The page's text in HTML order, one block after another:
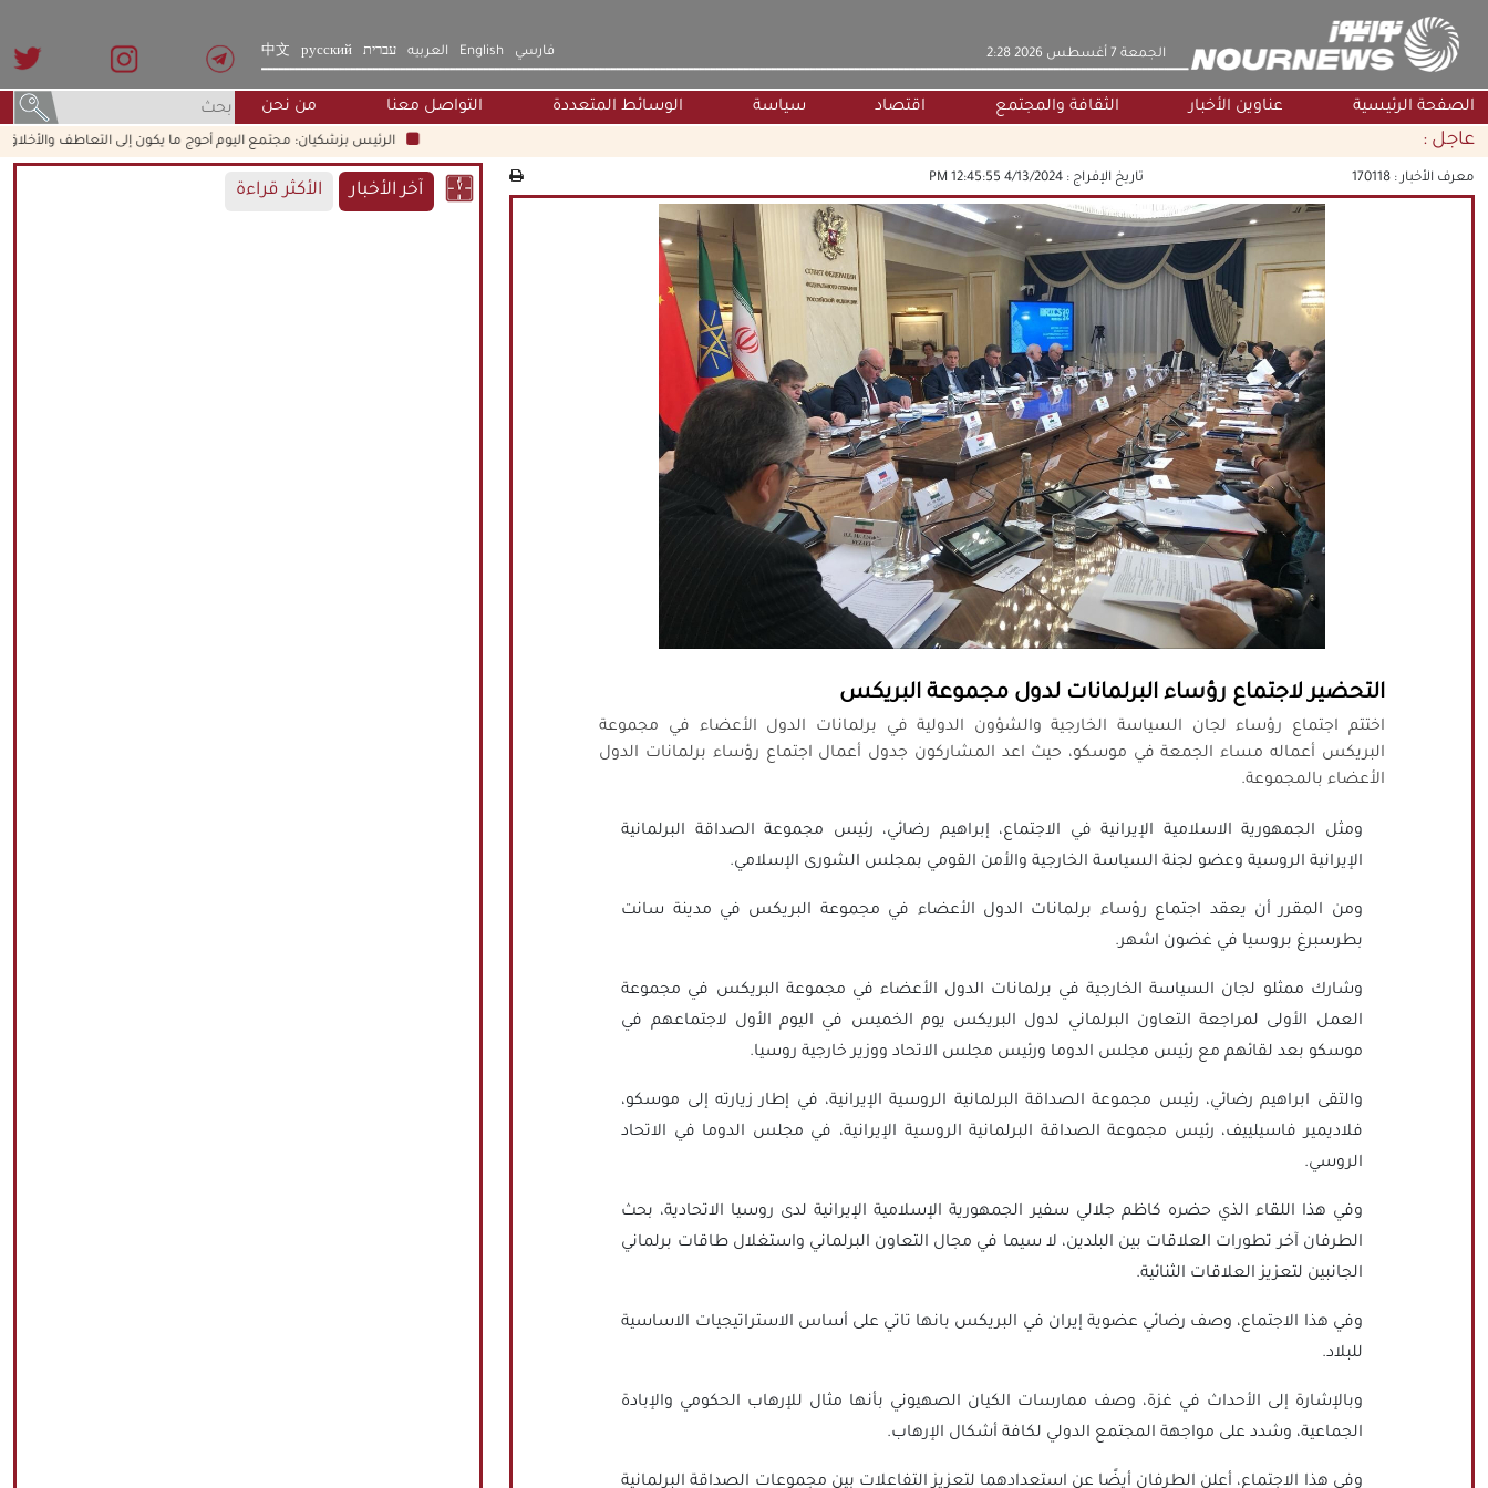
‫‫الجمعة‬‬ 7 أغسطس 2026 2:28 فارسي English العربيه עברית русский
中文
الصفحة الرئيسية عناوين الأخبار الثقافة والمجتمع اقتصاد سياسة الوسائط المتعددة التواصل معنا من نحن
عاجل : الرئيس بزشكيان: مجتمع اليوم أحوج ما يكون إلى التعاطف والأخلاق
معرف الأخبار : 170118 تاريخ الإفراج : 4/13/2024 12:45:55 PM
التحضير لاجتماع رؤساء البرلمانات لدول مجموعة البريكس
اختتم اجتماع رؤساء لجان السياسة الخارجية والشؤون الدولية في برلمانات الدول الأعضاء في مجموعة
البريكس أعماله مساء الجمعة في موسكو، حيث اعد المشاركون جدول أعمال اجتماع رؤساء برلمانات الدول
الأعضاء بالمجموعة.
ومثل الجمهورية الاسلامية الإيرانية في الاجتماع، إبراهيم رضائي، رئيس مجموعة الصداقة البرلمانية
الإيرانية الروسية وعضو لجنة السياسة الخارجية والأمن القومي بمجلس الشورى الإسلامي.
ومن المقرر أن يعقد اجتماع رؤساء برلمانات الدول الأعضاء في مجموعة البريكس في مدينة سانت
بطرسبرغ بروسيا في غضون اشهر.
وشارك ممثلو لجان السياسة الخارجية في برلمانات الدول الأعضاء في مجموعة البريكس في مجموعة
العمل الأولى لمراجعة التعاون البرلماني لدول البريكس يوم الخميس في اليوم الأول لاجتماعهم في
موسكو بعد لقائهم مع رئيس مجلس الدوما ورئيس مجلس الاتحاد ووزير خارجية روسيا.
والتقى ابراهيم رضائي، رئيس مجموعة الصداقة البرلمانية الروسية الإيرانية، في إطار زيارته إلى موسكو،
فلاديمير فاسيلييف، رئيس مجموعة الصداقة البرلمانية الروسية الإيرانية، في مجلس الدوما في الاتحاد
الروسي.
وفي هذا اللقاء الذي حضره كاظم جلالي سفير الجمهورية الإسلامية الإيرانية لدى روسيا الاتحادية، بحث
الطرفان آخر تطورات العلاقات بين البلدين، لا سيما في مجال التعاون البرلماني واستغلال طاقات برلماني
الجانبين لتعزيز العلاقات الثنائية.
وفي هذا الاجتماع، وصف رضائي عضوية إيران في البريكس بانها تاتي على أساس الاستراتيجيات الاساسية
للبلاد.
وبالإشارة إلى الأحداث في غزة، وصف ممارسات الكيان الصهيوني بأنها مثال للإرهاب الحكومي والإبادة
الجماعية، وشدد على مواجهة المجتمع الدولي لكافة أشكال الإرهاب.
وفي هذا الاجتماع، أعلن الطرفان أيضًا عن استعدادهما لتعزيز التفاعلات بين مجموعات الصداقة البرلمانية
آخر الأخبار الأكثر قراءة